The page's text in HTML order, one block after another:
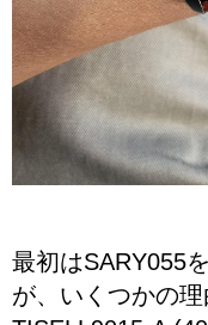
最初はSARY055
が、いくつかの理